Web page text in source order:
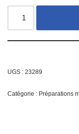
UGS : 23289
Catégorie : Préparations